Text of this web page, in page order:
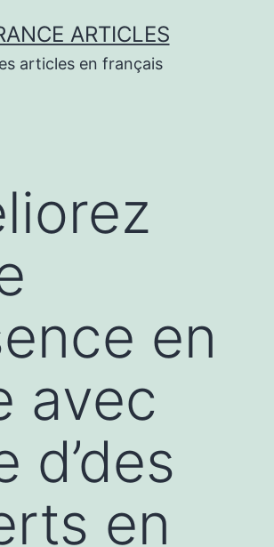
ARTICLES
articles en français
en
avec
d’des
en